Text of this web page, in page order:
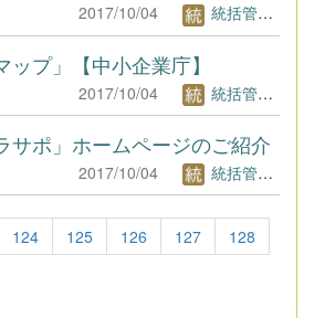
2017/10/04 統括管理者1
ップ」【中小企業庁】
2017/10/04 統括管理者1
サポ」ホームページのご紹介
2017/10/04 統括管理者1
124 125 126 127
128